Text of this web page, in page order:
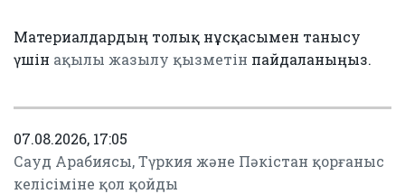
Материалдардың толық нұсқасымен танысу
үшін ақылы жазылу қызметін пайдаланыңыз.
07.08.2026, 17:05
Сауд Арабиясы, Түркия және Пәкістан қорғаныс
келісіміне қол қойды